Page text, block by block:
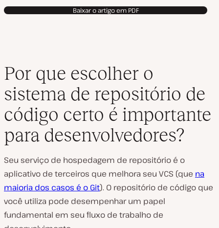
Baixar o artigo em PDF
Por que escolher o
sistema de repositório de
código certo é importante
para desenvolvedores?
Seu serviço de hospedagem de repositório é o
aplicativo de terceiros que melhora seu VCS (que na
maioria dos casos é o Git). O repositório de código que
você utiliza pode desempenhar um papel
fundamental em seu fluxo de trabalho de